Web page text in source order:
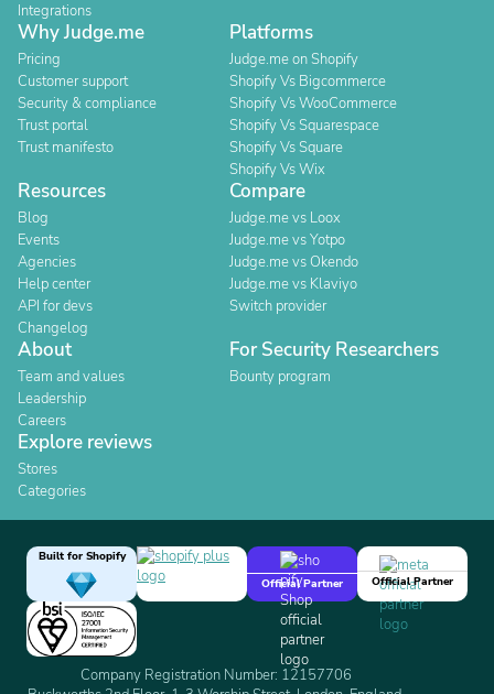
Integrations
Why Judge.me
Pricing
Customer support
Security & compliance
Trust portal
Trust manifesto
Platforms
Judge.me on Shopify
Shopify Vs Bigcommerce
Shopify Vs WooCommerce
Shopify Vs Squarespace
Shopify Vs Square
Shopify Vs Wix
Resources
Blog
Events
Agencies
Help center
API for devs
Changelog
Compare
Judge.me vs Loox
Judge.me vs Yotpo
Judge.me vs Okendo
Judge.me vs Klaviyo
Switch provider
About
Team and values
Leadership
Careers
For Security Researchers
Bounty program
Explore reviews
Stores
Categories
Built for Shopify
Official Partner
Official Partner
Company Registration Number: 12157706